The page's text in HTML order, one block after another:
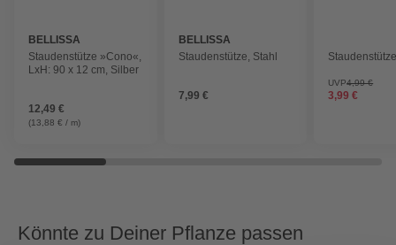
BELLISSA
Staudenstütze »Cono«,
LxH: 90 x 12 cm, Silber
12,49 €
(13,88 € / m)
BELLISSA
Staudenstütze, Stahl
7,99 €
UVP4,99 €
3,99 €
Könnte zu Deiner Pflanze passen